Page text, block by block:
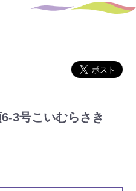
3号こいむらさき